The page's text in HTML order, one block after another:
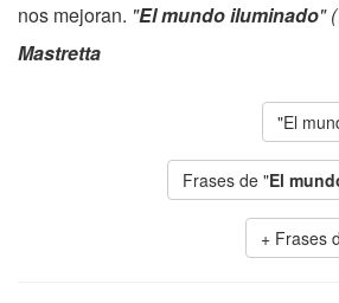
nos mejoran. "El mundo iluminado"
Mastretta
"El
Frases de "El
Frases